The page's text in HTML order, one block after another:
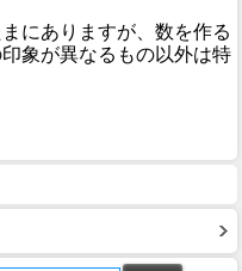
にありますが、数を作る
象が異なるもの以外は特